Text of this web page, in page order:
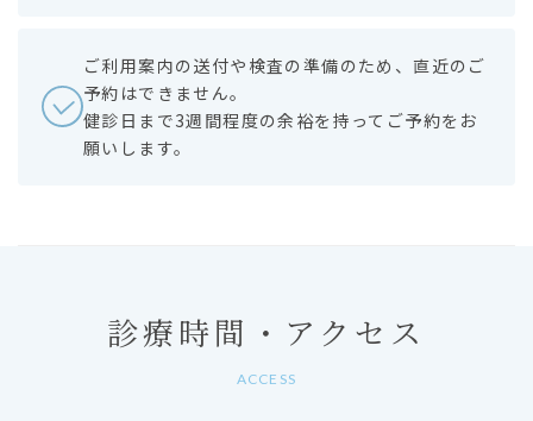
ご利用案内の送付や検査の準備のため、直近のご
予約はできません。
健診日まで3週間程度の余裕を持ってご予約をお
願いします。
診療時間・アクセス
ACCESS